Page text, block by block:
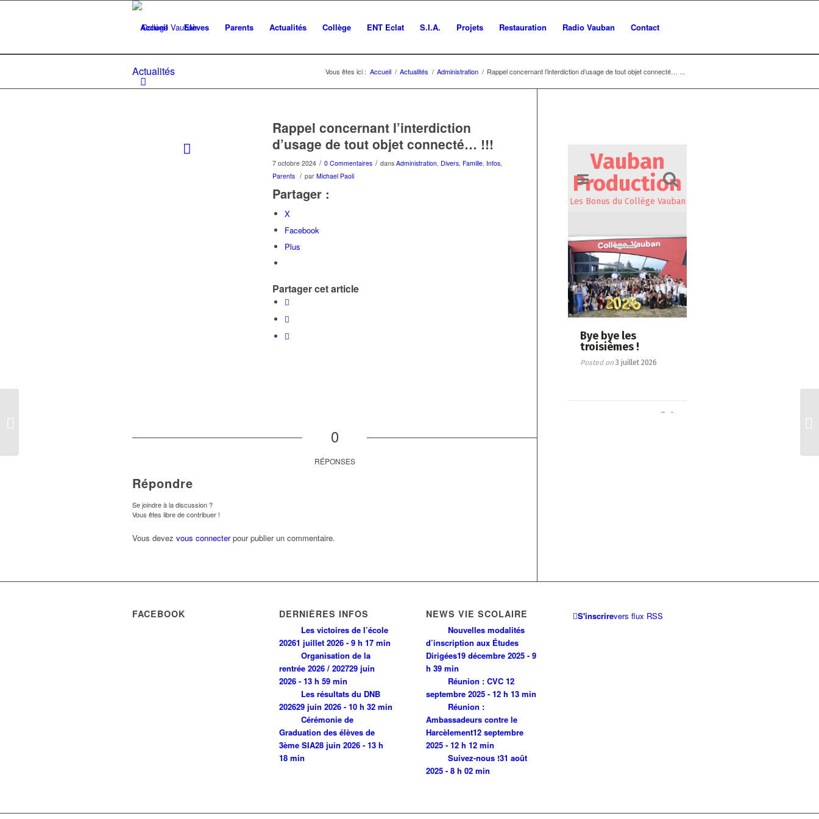
Accueil Elèves Parents Actualités Collège ENT Eclat S.I.A. Projets Restauration Radio Vauban Contact
Actualités Vous êtes ici : Accueil / Actualités / Administration / Rappel concernant l’interdiction d’usage de tout objet connecté… ...
Rappel concernant l’interdiction
d’usage de tout objet connecté… !!!
7 octobre 2024 / 0 Commentaires / dans Administration, Divers, Famille, Infos,
Parents / par Michael Paoli
Partager :
X
Facebook
Plus
Partager cet article
0
RÉPONSES
Répondre
Se joindre à la discussion ?
Vous êtes libre de contribuer !
Vous devez vous connecterpour publier un commentaire.
FACEBOOK DERNIÈRES INFOS
Les victoires de l’école
20261 juillet 2026 - 9 h 17 min
Organisation de la
rentrée 2026 / 202729 juin
2026 - 13 h 59 min
Les résultats du DNB
202629 juin 2026 - 10 h 32 min
Cérémonie de
Graduation des élèves de
3ème SIA28 juin 2026 - 13 h
18 min
NEWS VIE SCOLAIRE
Nouvelles modalités
d’inscription aux Études
Dirigées19 décembre 2025 - 9
h 39 min
Réunion : CVC12
septembre 2025 - 12 h 13 min
Réunion :
Ambassadeurs contre le
Harcèlement12 septembre
2025 - 12 h 12 min
Suivez-nous !31 août
2025 - 8 h 02 min
S'inscrirevers flux RSS